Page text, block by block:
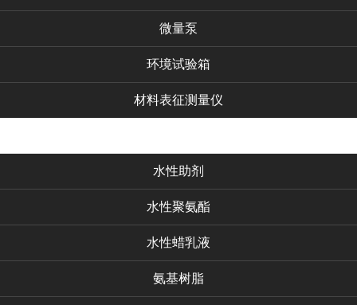
微量泵
环境试验箱
材料表征测量仪
水性助剂
水性聚氨酯
水性蜡乳液
氨基树脂